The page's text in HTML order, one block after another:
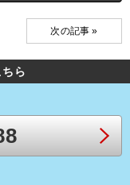
次の記事 »
ら